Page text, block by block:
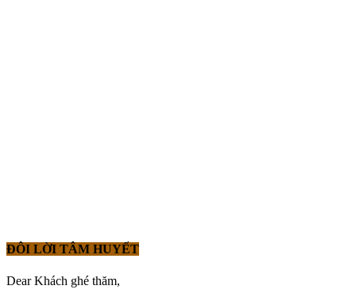
ĐÔI LỜI TÂM HUYẾT
Dear Khách ghé thăm,